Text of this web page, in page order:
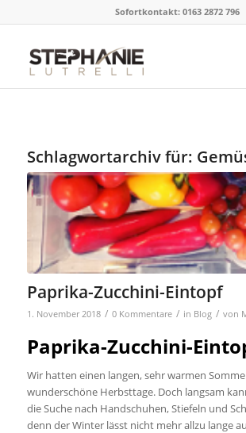
Sofortkontakt: 0163 2872 796
Schlagwortarchiv für:
Paprika-Zucchini-Eintopf
1. November 2018 / 0 Kommentare / in Blog / von
Paprika-Zucchini-
Wir hatten einen langen, sehr warmen
wunderschöne Herbsttage. Doch langsam
die Suche nach Handschuhen, Stiefeln und
denn der Winter lässt nicht mehr allzu lange